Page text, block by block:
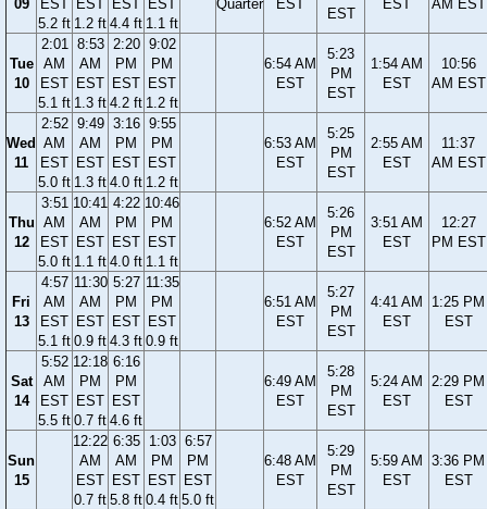
09
EST
5.2 ft
EST
1.2 ft
EST
4.4 ft
EST
1.1 ft
Quarter EST
EST
EST AM EST
Tue
10
2:01
AM
EST
5.1 ft
8:53
AM
EST
1.3 ft
2:20
PM
EST
4.2 ft
9:02
PM
EST
1.2 ft
6:54 AM
EST
5:23
PM
EST
1:54 AM
EST
10:56
AM EST
Wed
11
2:52
AM
EST
5.0 ft
9:49
AM
EST
1.3 ft
3:16
PM
EST
4.0 ft
9:55
PM
EST
1.2 ft
6:53 AM
EST
5:25
PM
EST
2:55 AM
EST
11:37
AM EST
Thu
12
3:51
AM
EST
5.0 ft
10:41
AM
EST
1.1 ft
4:22
PM
EST
4.0 ft
10:46
PM
EST
1.1 ft
6:52 AM
EST
5:26
PM
EST
3:51 AM
EST
12:27
PM EST
Fri
13
4:57
AM
EST
5.1 ft
11:30
AM
EST
0.9 ft
5:27
PM
EST
4.3 ft
11:35
PM
EST
0.9 ft
6:51 AM
EST
5:27
PM
EST
4:41 AM
EST
1:25 PM
EST
Sat
14
5:52
AM
EST
5.5 ft
12:18
PM
EST
0.7 ft
6:16
PM
EST
4.6 ft
6:49 AM
EST
5:28
PM
EST
5:24 AM
EST
2:29 PM
EST
Sun
15
12:22
AM
EST
0.7 ft
6:35
AM
EST
5.8 ft
1:03
PM
EST
0.4 ft
6:57
PM
EST
5.0 ft
6:48 AM
EST
5:29
PM
EST
5:59 AM
EST
3:36 PM
EST